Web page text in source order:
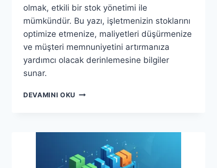
olmak, etkili bir stok yönetimi ile
mümkündür. Bu yazı, işletmenizin stoklarını
optimize etmenize, maliyetleri düşürmenize
ve müşteri memnuniyetini artırmanıza
yardımcı olacak derinlemesine bilgiler
sunar.
DEVAMINI OKU
KAYIPLARI
VE
KÂRI